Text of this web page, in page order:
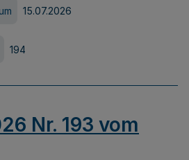
15.07.2026
194
Nr. 193 vom